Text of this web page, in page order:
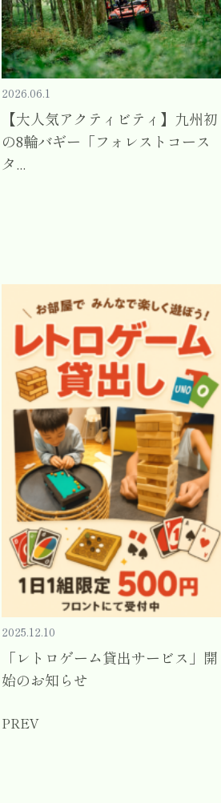
2026.06.1
【大人気アクティビティ】九州初
の8輪バギー「フォレストコース
タ...
2025.12.10
「レトロゲーム貸出サービス」開
始のお知らせ
PREV